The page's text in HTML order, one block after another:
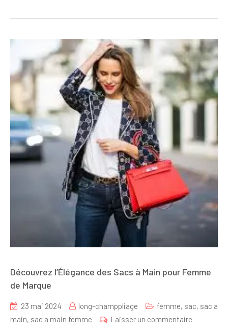
Découvrez l’Élégance des Sacs à Main pour Femme
de Marque
23 mai 2024 long-champpliage femme, sac, sac a
main, sac a main femme Laisser un commentaire